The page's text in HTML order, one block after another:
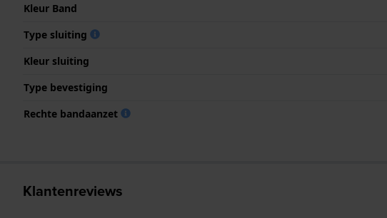
Kleur Band
Type sluiting
Kleur sluiting
Type bevestiging
Rechte bandaanzet
Klantenreviews